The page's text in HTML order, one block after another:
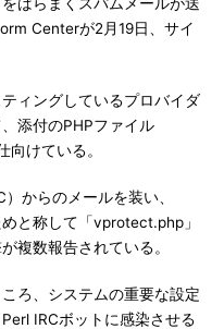
Centerが2月19日、サイ
ィングしているプロバイダ
添付のPHPファイル
向けている。
からのメールを装い、
と称して「vprotect.php」
複数報告されている。
ろ、システムの重要な設定
IRCボットに感染させる